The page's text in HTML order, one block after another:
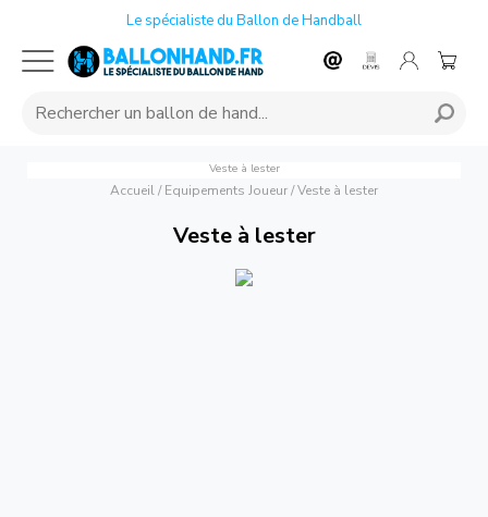
Le spécialiste du Ballon de Handball
Veste à lester
Accueil/ Equipements Joueur/Veste à lester
Veste à lester